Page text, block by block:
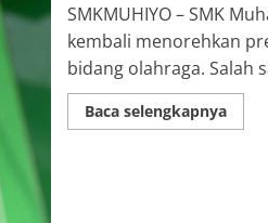
SMKMUHIYO – SMK
kembali menorehkan
bidang olahraga. Salah
Baca selengkapnyaRead
more